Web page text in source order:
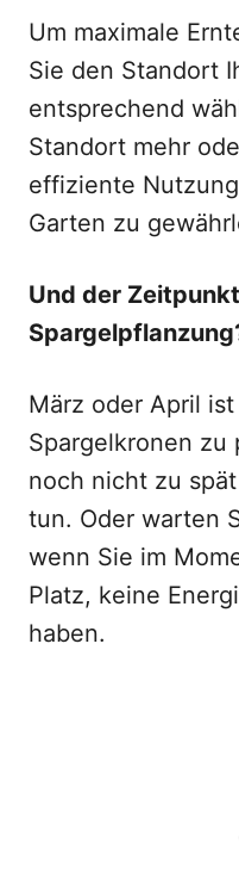
Um maximale
Sie den Standort
entsprechend
Standort mehr
effiziente
Garten zu
Und der
März oder April
Spargelkronen zu
noch nicht zu
tun. Oder warten
wenn Sie im
Platz, keine
haben.